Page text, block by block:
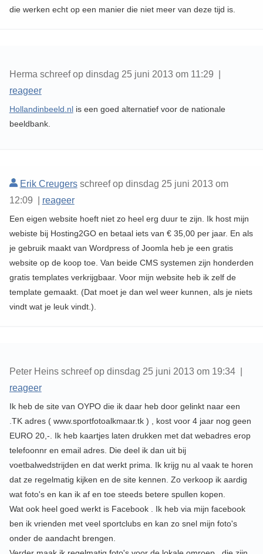
die werken echt op een manier die niet meer van deze tijd is.
Herma schreef op dinsdag 25 juni 2013 om 11:29 |
reageer
Hollandinbeeld.nlis een goed alternatief voor de nationale
beeldbank.
Erik Creugersschreef op dinsdag 25 juni 2013 om
12:09 | reageer
Een eigen website hoeft niet zo heel erg duur te zijn. Ik host mijn
webiste bij Hosting2GO en betaal iets van € 35,00 per jaar. En als
je gebruik maakt van Wordpress of Joomla heb je een gratis
website op de koop toe. Van beide CMS systemen zijn honderden
gratis templates verkrijgbaar. Voor mijn website heb ik zelf de
template gemaakt. (Dat moet je dan wel weer kunnen, als je niets
vindt wat je leuk vindt.).
Peter Heins schreef op dinsdag 25 juni 2013 om 19:34 |
reageer
Ik heb de site van OYPO die ik daar heb door gelinkt naar een
.TK adres ( www.sportfotoalkmaar.tk ) , kost voor 4 jaar nog geen
EURO 20,-. Ik heb kaartjes laten drukken met dat webadres erop
telefoonnr en email adres. Die deel ik dan uit bij
voetbalwedstrijden en dat werkt prima. Ik krijg nu al vaak te horen
dat ze regelmatig kijken en de site kennen. Zo verkoop ik aardig
wat foto's en kan ik af en toe steeds betere spullen kopen.
Wat ook heel goed werkt is Facebook . Ik heb via mijn facebook
ben ik vrienden met veel sportclubs en kan zo snel mijn foto's
onder de aandacht brengen.